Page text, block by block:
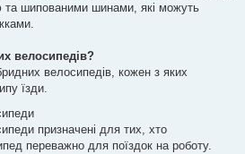
та шипованими шинами, які можуть
велосипедів?
велосипедів, кожен з яких
їзди.
призначені для тих, хто
переважно для поїздок на роботу.